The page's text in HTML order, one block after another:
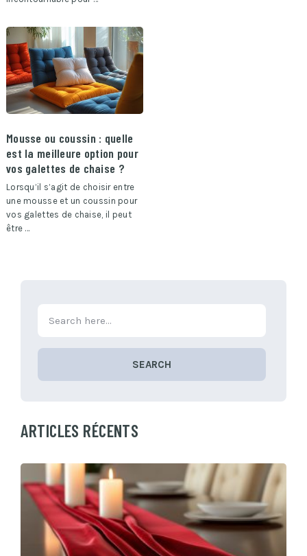
Mousse ou coussin : quelle
est la meilleure option pour
vos galettes de chaise ?
Lorsqu’il s’agit de choisir entre
une mousse et un coussin pour
vos galettes de chaise, il peut
être …
SEARCH
ARTICLES RÉCENTS